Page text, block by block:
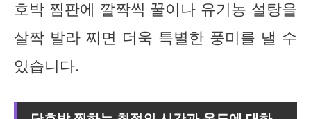
호박 찜판에 깔짝씩 꿀이나 유기농 설탕을
살짝 발라 찌면 더욱 특별한 풍미를 낼 수
있습니다.